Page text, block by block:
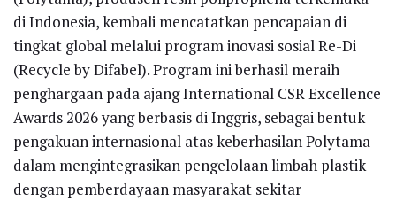
di Indonesia, kembali mencatatkan pencapaian di
tingkat global melalui program inovasi sosial Re-Di
(Recycle by Difabel). Program ini berhasil meraih
penghargaan pada ajang International CSR Excellence
Awards 2026 yang berbasis di Inggris, sebagai bentuk
pengakuan internasional atas keberhasilan Polytama
dalam mengintegrasikan pengelolaan limbah plastik
dengan pemberdayaan masyarakat sekitar